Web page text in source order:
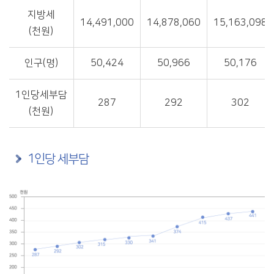
지방세
(천원)
14,491,000 14,878,060 15,163,098
인구(명) 50,424 50,966 50,176
1인당세부담
(천원)
287 292 302
1인당 세부담